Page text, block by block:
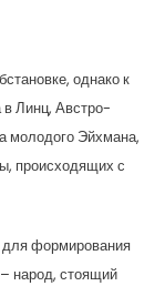
однако к
Линц, Австро-
молодого Эйхмана,
происходящих с
для формирования
народ, стоящий